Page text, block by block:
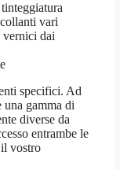
vari
vernici dai
specifici. Ad
una gamma di
diverse da
entrambe le
vostro